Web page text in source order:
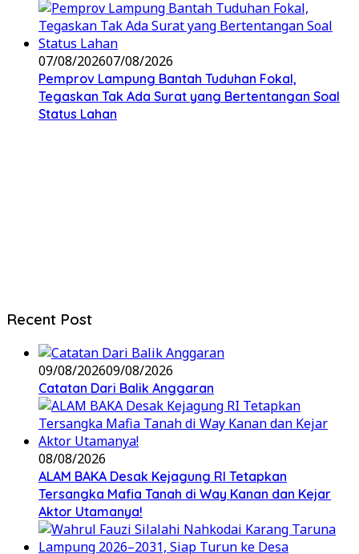
07/08/202607/08/2026
Pemprov Lampung Bantah Tuduhan Fokal,
Tegaskan Tak Ada Surat yang Bertentangan Soal
Status Lahan
Recent Post
09/08/202609/08/2026
Catatan Dari Balik Anggaran
08/08/2026
ALAM BAKA Desak Kejagung RI Tetapkan
Tersangka Mafia Tanah di Way Kanan dan Kejar
Aktor Utamanya!